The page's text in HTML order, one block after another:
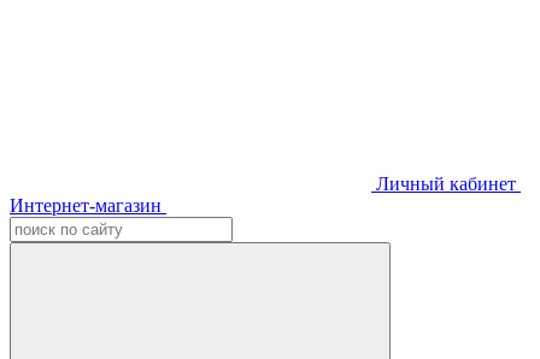
Личный кабинет
Интернет-магазин